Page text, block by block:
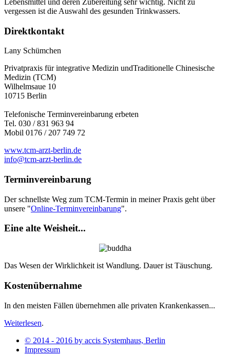
vergessen ist die Auswahl des gesunden Trinkwassers.
Direktkontakt
Lany Schümchen
Privatpraxis für integrative Medizin undTraditionelle Chinesische
Medizin (TCM)
Wilhelmsaue 10
10715 Berlin
Telefonische Terminvereinbarung erbeten
Tel. 030 / 831 963 94
Mobil 0176 / 207 749 72
www.tcm-arzt-berlin.de
info@tcm-arzt-berlin.de
Terminvereinbarung
Der schnellste Weg zum TCM-Termin in meiner Praxis geht über
unsere "Online-Terminvereinbarung".
Eine alte Weisheit...
Das Wesen der Wirklichkeit ist Wandlung. Dauer ist Täuschung.
Kostenübernahme
In den meisten Fällen übernehmen alle privaten Krankenkassen...
Weiterlesen.
© 2014 - 2016 by accis Systemhaus, Berlin
Impressum